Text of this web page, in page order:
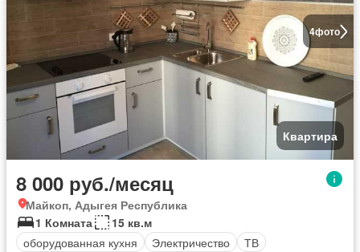
4фото
Квартира
8 000 руб./месяц
Майкоп, Адыгея Республика
1 Комната
15 кв.м
оборудованная кухня
Электричество
ТВ